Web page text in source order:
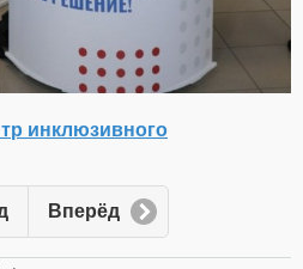
инклюзивного
Вперёд